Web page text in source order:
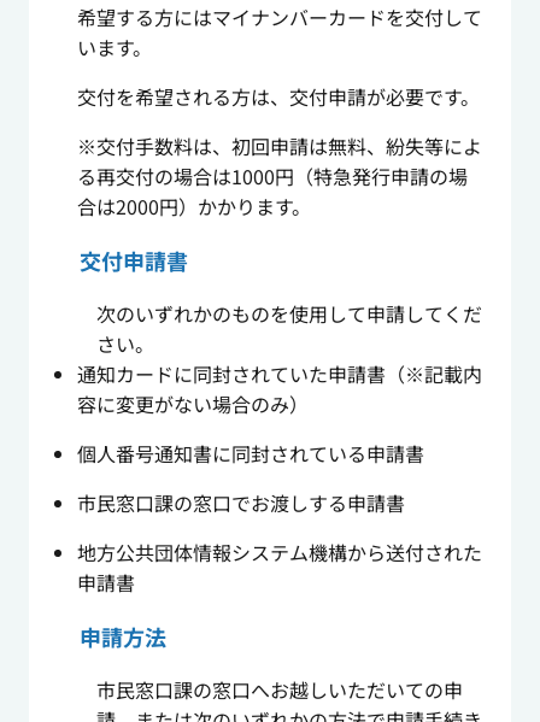
希望する方にはマイナンバーカードを交付して
います。
交付を希望される方は、交付申請が必要です。
※交付手数料は、初回申請は無料、紛失等によ
る再交付の場合は1000円（特急発行申請の場
合は2000円）かかります。
交付申請書
次のいずれかのものを使用して申請してくだ
さい。
通知カードに同封されていた申請書（※記載内
容に変更がない場合のみ）
個人番号通知書に同封されている申請書
市民窓口課の窓口でお渡しする申請書
地方公共団体情報システム機構から送付された
申請書
申請方法
市民窓口課の窓口へお越しいただいての申